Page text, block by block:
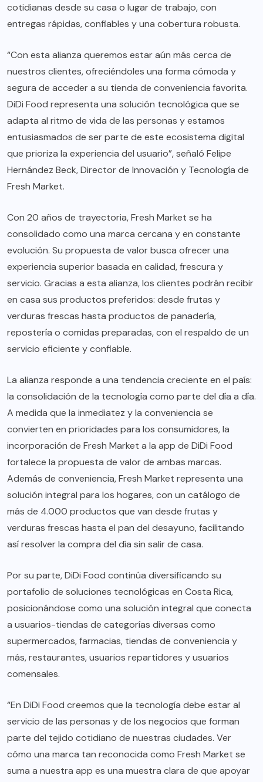
cotidianas desde su casa o lugar de trabajo, con
entregas rápidas, confiables y una cobertura robusta.
“Con esta alianza queremos estar aún más cerca de
nuestros clientes, ofreciéndoles una forma cómoda y
segura de acceder a su tienda de conveniencia favorita.
DiDi Food representa una solución tecnológica que se
adapta al ritmo de vida de las personas y estamos
entusiasmados de ser parte de este ecosistema digital
que prioriza la experiencia del usuario”, señaló Felipe
Hernández Beck, Director de Innovación y Tecnología de
Fresh Market.
Con 20 años de trayectoria, Fresh Market se ha
consolidado como una marca cercana y en constante
evolución. Su propuesta de valor busca ofrecer una
experiencia superior basada en calidad, frescura y
servicio. Gracias a esta alianza, los clientes podrán recibir
en casa sus productos preferidos: desde frutas y
verduras frescas hasta productos de panadería,
repostería o comidas preparadas, con el respaldo de un
servicio eficiente y confiable.
La alianza responde a una tendencia creciente en el país:
la consolidación de la tecnología como parte del día a día.
A medida que la inmediatez y la conveniencia se
convierten en prioridades para los consumidores, la
incorporación de Fresh Market a la app de DiDi Food
fortalece la propuesta de valor de ambas marcas.
Además de conveniencia, Fresh Market representa una
solución integral para los hogares, con un catálogo de
más de 4.000 productos que van desde frutas y
verduras frescas hasta el pan del desayuno, facilitando
así resolver la compra del día sin salir de casa.
Por su parte, DiDi Food continúa diversificando su
portafolio de soluciones tecnológicas en Costa Rica,
posicionándose como una solución integral que conecta
a usuarios-tiendas de categorías diversas como
supermercados, farmacias, tiendas de conveniencia y
más, restaurantes, usuarios repartidores y usuarios
comensales.
“En DiDi Food creemos que la tecnología debe estar al
servicio de las personas y de los negocios que forman
parte del tejido cotidiano de nuestras ciudades. Ver
cómo una marca tan reconocida como Fresh Market se
suma a nuestra app es una muestra clara de que apoyar